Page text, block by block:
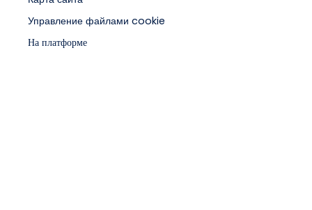
Управление файлами cookie
На платформе